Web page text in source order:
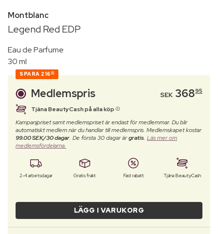
Montblanc
Legend Red EDP
Eau de Parfume
30 ml
SPARA 216 00
Medlemspris SEK 36895
Tjäna BeautyCash på alla köp
Kampanjpriset samt medlemspriset är endast för medlemmar. Du blir
automatiskt medlem när du handlar till medlemspris. Medlemskapet kostar
99.00 SEK/30 dagar. De första 30 dagar ärgratis. Läs mer om
medlemsfördelarna.
2-4 arbetsdagar Gratis frakt Fast rabatt Tjäna BeautyCash
LÄGG I VARUKORG